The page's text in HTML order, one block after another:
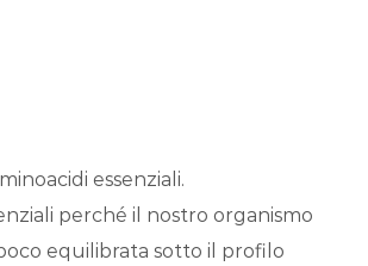
essenziali.
perché il nostro organismo
equilibrata sotto il profilo